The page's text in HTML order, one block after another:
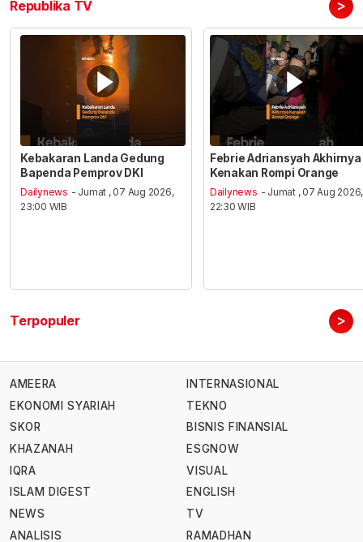
Republika TV >
Kebakaran Landa Gedung
Bapenda Pemprov DKI
Dailynews - Jumat , 07 Aug 2026,
23:00 WIB
Febrie Adriansyah Akhirnya
Kenakan Rompi Orange
Dailynews - Jumat , 07 Aug 2026,
22:30 WIB
Terpopuler >
AMEERA
EKONOMI SYARIAH
SKOR
KHAZANAH
IQRA
ISLAM DIGEST
NEWS
ANALISIS
INTERNASIONAL
TEKNO
BISNIS FINANSIAL
ESGNOW
VISUAL
ENGLISH
TV
RAMADHAN